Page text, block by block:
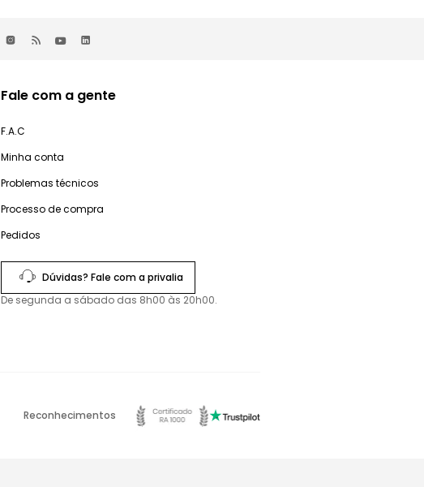
Fale com a gente
F.A.C
Minha conta
Problemas técnicos
Processo de compra
Pedidos
Dúvidas? Fale com a privalia
De segunda a sábado das 8h00 às 20h00.
Reconhecimentos